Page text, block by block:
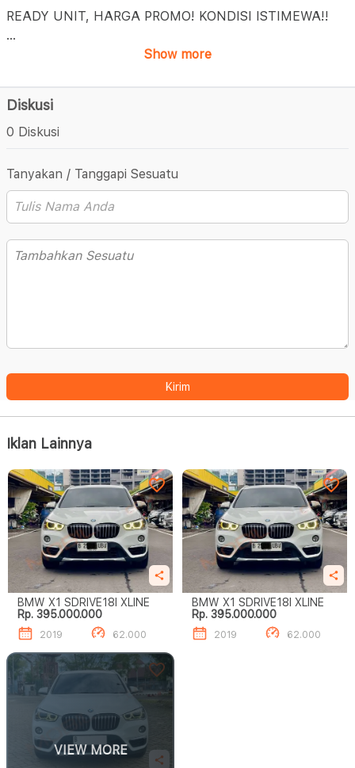
READY UNIT, HARGA PROMO! KONDISI ISTIMEWA!!
...
Show more
Diskusi
0 Diskusi
Tanyakan / Tanggapi Sesuatu
Kirim
Iklan Lainnya
BMW X1 SDRIVE18I XLINE
Rp. 395.000.000
2019 62.000
BMW X1 SDRIVE18I XLINE
Rp. 395.000.000
2019 62.000
VIEW MORE